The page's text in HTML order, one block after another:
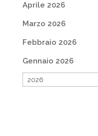
Aprile 2026
Marzo 2026
Febbraio 2026
Gennaio 2026